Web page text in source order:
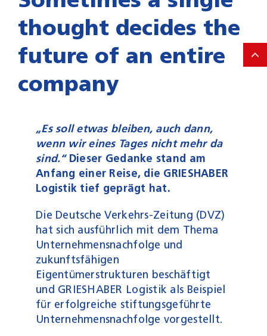
thought decides the
future of an entire
company
„Es soll etwas bleiben, auch dann,
wenn wir eines Tages nicht mehr da
sind.“Dieser Gedanke stand am
Anfang einer Reise, die GRIESHABER
Logistik tief geprägt hat.
Die Deutsche Verkehrs‑Zeitung (DVZ)
hat sich ausführlich mit dem Thema
Unternehmensnachfolge und
zukunftsfähigen
Eigentümerstrukturen beschäftigt
und GRIESHABER Logistik als Beispiel
für erfolgreiche stiftungsgeführte
Unternehmensnachfolge vorgestellt.